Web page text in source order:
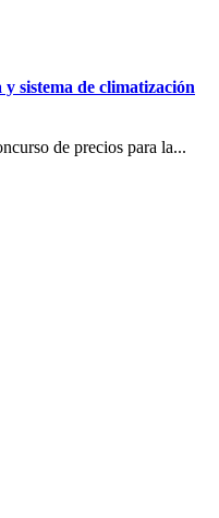
sistema de climatización
de precios para la...